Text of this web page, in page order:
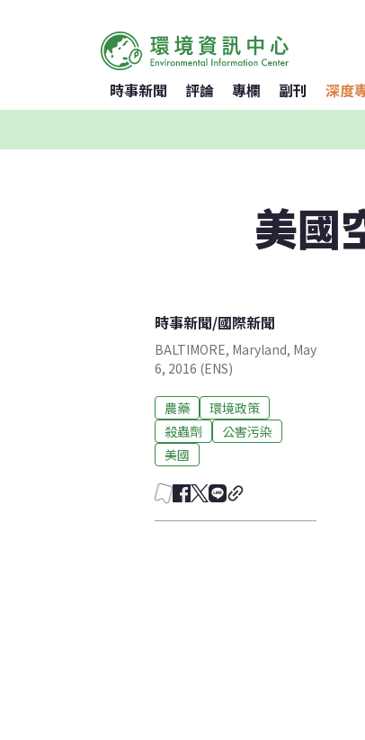
時事新聞 評論 專欄 副刊 深度
美國
時事新聞/國際新聞
BALTIMORE, Maryland, May
6, 2016 (ENS)
農藥
環境政策
殺蟲劑
公害污染
美國